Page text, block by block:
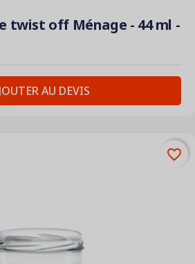
twist off Ménage - 44 ml -
AU DEVIS
favorite_border